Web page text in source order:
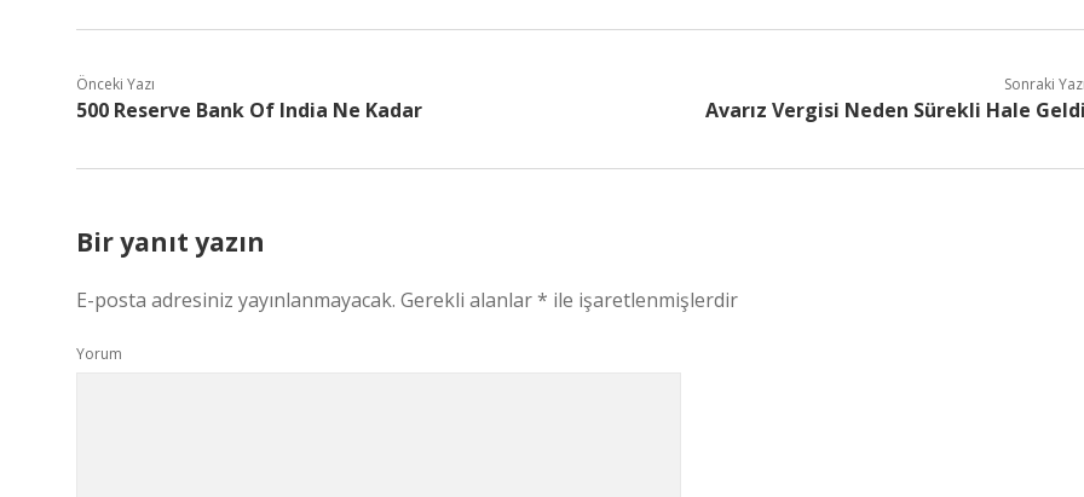
Önceki Yazı
500 Reserve Bank Of India Ne Kadar
Sonraki Yazı
Avarız Vergisi Neden Sürekli Hale Geldi
Bir yanıt yazın
E-posta adresiniz yayınlanmayacak. Gerekli alanlar* ile işaretlenmişlerdir
Yorum